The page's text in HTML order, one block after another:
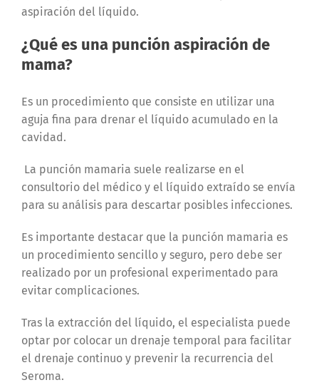
aspiración del líquido.
¿Qué es una punción aspiración de
mama?
Es un procedimiento que consiste en utilizar una
aguja fina para drenar el líquido acumulado en la
cavidad.
La punción mamaria suele realizarse en el
consultorio del médico y el líquido extraído se envía
para su análisis para descartar posibles infecciones.
Es importante destacar que la punción mamaria es
un procedimiento sencillo y seguro, pero debe ser
realizado por un profesional experimentado para
evitar complicaciones.
Tras la extracción del líquido, el especialista puede
optar por colocar un drenaje temporal para facilitar
el drenaje continuo y prevenir la recurrencia del
Seroma.